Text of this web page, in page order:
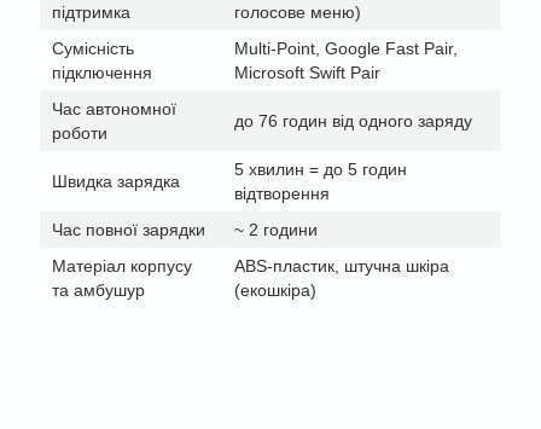
підтримка
голосове меню)
Сумісність
підключення
Multi-Point, Google Fast Pair,
Microsoft Swift Pair
Час автономної
роботи
до 76 годин від одного заряду
Швидка зарядка
5 хвилин = до 5 годин
відтворення
Час повної зарядки
~ 2 години
Матеріал корпусу
та амбушур
ABS-пластик, штучна шкіра
(екошкіра)